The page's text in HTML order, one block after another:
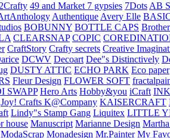
2Crafty 49 and Market 7 gypsies 7Dots AB
Authentique Avery Elle
BOBUNNY BOTTLE CAPS Brother
CLEARSNAP COPIC
CraftStory Crafty secrets Creative
DCWV Decoart Dee"s Distinctively
DUSTY ATTIC ECHO PARK Eco paper
Fleur Design FLOWER SOFT
SWAPP Hero Arts Hobby&you iCraft
Joy! Crafts K@Company KAISERCRAFT
Lindy"s Stamp Gang Liquitex LITTLE
house Manuscript Marianne Design
ModaScrap Monadesign Mr.Painter My